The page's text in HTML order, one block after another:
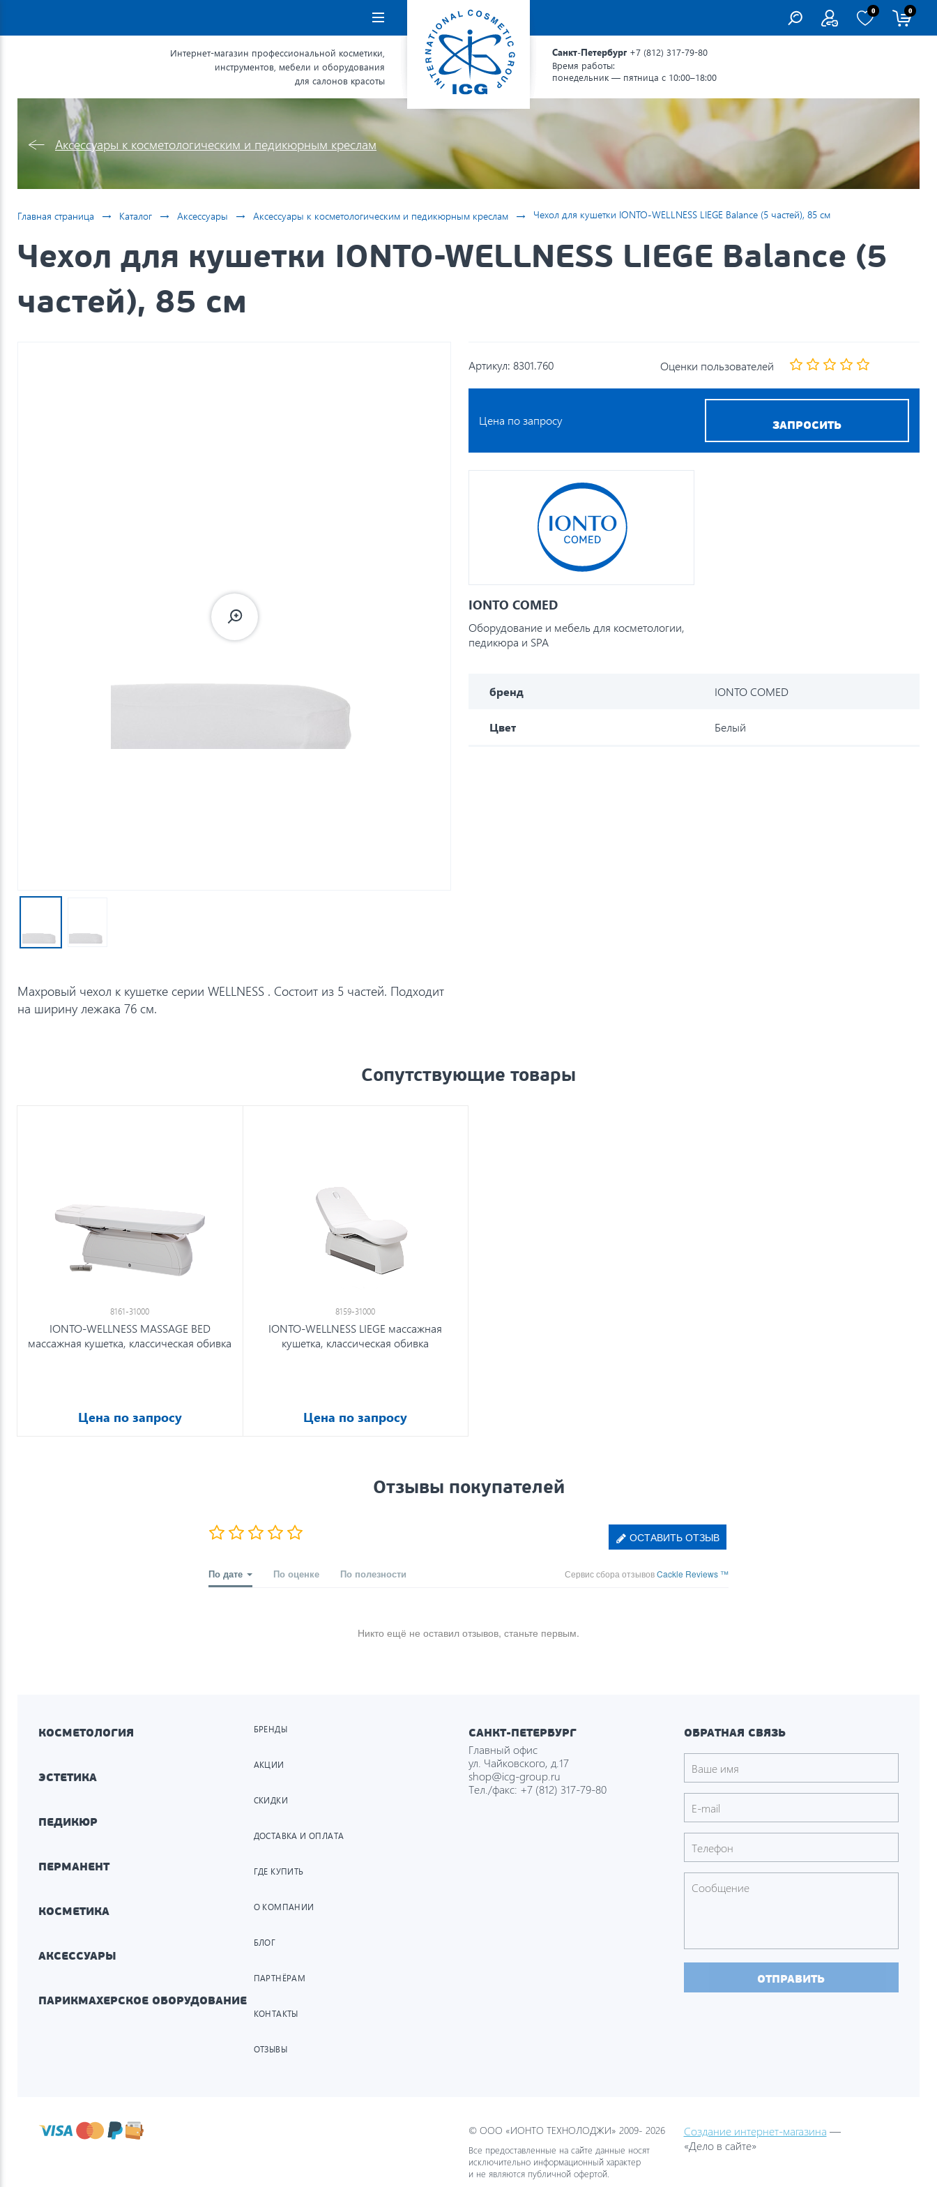
Навигация
0 0
Интернет-магазин профессиональной косметики,
инструментов, мебели и оборудования
для салонов красоты
Санкт-Петербург +7 (812) 317-79-80
Время работы:
понедельник — пятница с 10:00–18:00
Аксессуары к косметологическим и педикюрным креслам
Главная страница → Каталог → Аксессуары → Аксессуары к косметологическим и педикюрным креслам → Чехол для кушетки IONTO-WELLNESS LIEGE Balance (5 частей), 85 см
Чехол для кушетки IONTO-WELLNESS LIEGE Balance (5
частей), 85 см
Махровый чехол к кушетке серии WELLNESS . Состоит из 5 частей. Подходит
на ширину лежака 76 см.
Артикул: 8301.760 Оценки пользователей
Цена по запросу ЗАПРОСИТЬ
IONTO COMED
Оборудование и мебель для косметологии,
педикюра и SPA
бренд IONTO COMED
Цвет Белый
Сопутствующие товары
8161-31000
IONTO-WELLNESS MASSAGE BED
массажная кушетка, классическая обивка
Цена по запросу
8159-31000
IONTO-WELLNESS LIEGE массажная
кушетка, классическая обивка
Цена по запросу
Отзывы покупателей
ОСТАВИТЬ ОТЗЫВ
По дате По оценке По полезности Сервис сбора отзывовCackle Reviews ™
Никто ещё не оставил отзывов, станьте первым.
КОСМЕТОЛОГИЯ
ЭСТЕТИКА
ПЕДИКЮР
ПЕРМАНЕНТ
КОСМЕТИКА
АКСЕССУАРЫ
ПАРИКМАХЕРСКОЕ ОБОРУДОВАНИЕ
БРЕНДЫ
АКЦИИ
СКИДКИ
ДОСТАВКА И ОПЛАТА
ГДЕ КУПИТЬ
О КОМПАНИИ
БЛОГ
ПАРТНЁРАМ
КОНТАКТЫ
ОТЗЫВЫ
САНКТ-ПЕТЕРБУРГ
Главный офис
ул. Чайковского, д.17
shop@icg-group.ru
Тел./факс: +7 (812) 317-79-80
ОБРАТНАЯ СВЯЗЬ
ОТПРАВИТЬ
© ООО «ИОНТО ТЕХНОЛОДЖИ» 2009- 2026
Все предоставленные на сайте данные носят
исключительно информационный характер
и не являются публичной офертой.
Создание интернет-магазина —
«Дело в сайте»